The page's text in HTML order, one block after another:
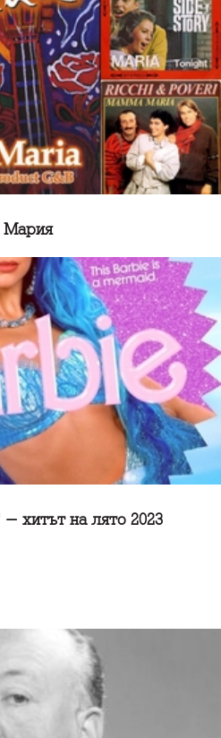
Мария
хитът на лято 2023